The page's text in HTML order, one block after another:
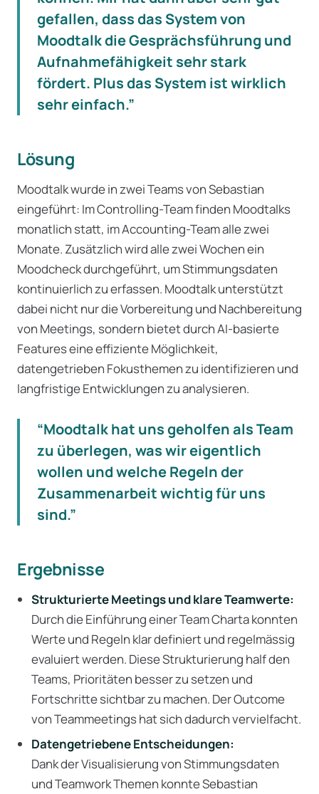
gefallen, dass das System von
Moodtalk die Gesprächsführung und
Aufnahmefähigkeit sehr stark
fördert. Plus das System ist wirklich
sehr einfach.”
Lösung
Moodtalk wurde in zwei Teams von Sebastian
eingeführt: Im Controlling-Team finden Moodtalks
monatlich statt, im Accounting-Team alle zwei
Monate. Zusätzlich wird alle zwei Wochen ein
Moodcheck durchgeführt, um Stimmungsdaten
kontinuierlich zu erfassen. Moodtalk unterstützt
dabei nicht nur die Vorbereitung und Nachbereitung
von Meetings, sondern bietet durch AI-basierte
Features eine effiziente Möglichkeit,
datengetrieben Fokusthemen zu identifizieren und
langfristige Entwicklungen zu analysieren.
“Moodtalk hat uns geholfen als Team
zu überlegen, was wir eigentlich
wollen und welche Regeln der
Zusammenarbeit wichtig für uns
sind.”
Ergebnisse
Strukturierte Meetings und klare Teamwerte:
Durch die Einführung einer Team Charta konnten
Werte und Regeln klar definiert und regelmässig
evaluiert werden. Diese Strukturierung half den
Teams, Prioritäten besser zu setzen und
Fortschritte sichtbar zu machen. Der Outcome
von Teammeetings hat sich dadurch vervielfacht.
Datengetriebene Entscheidungen:
Dank der Visualisierung von Stimmungsdaten
und Teamwork Themen konnte Sebastian